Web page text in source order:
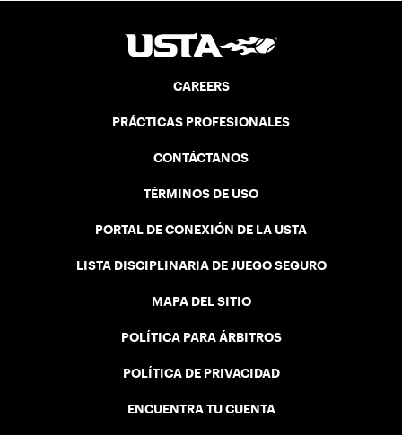
CAREERS
PRÁCTICAS PROFESIONALES
CONTÁCTANOS
TÉRMINOS DE USO
PORTAL DE CONEXIÓN DE LA USTA
LISTA DISCIPLINARIA DE JUEGO SEGURO
MAPA DEL SITIO
POLÍTICA PARA ÁRBITROS
POLÍTICA DE PRIVACIDAD
ENCUENTRA TU CUENTA